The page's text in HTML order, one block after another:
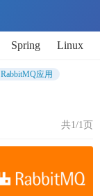
Spring Linux
面试题
RabbitMQ应用
共1/1页